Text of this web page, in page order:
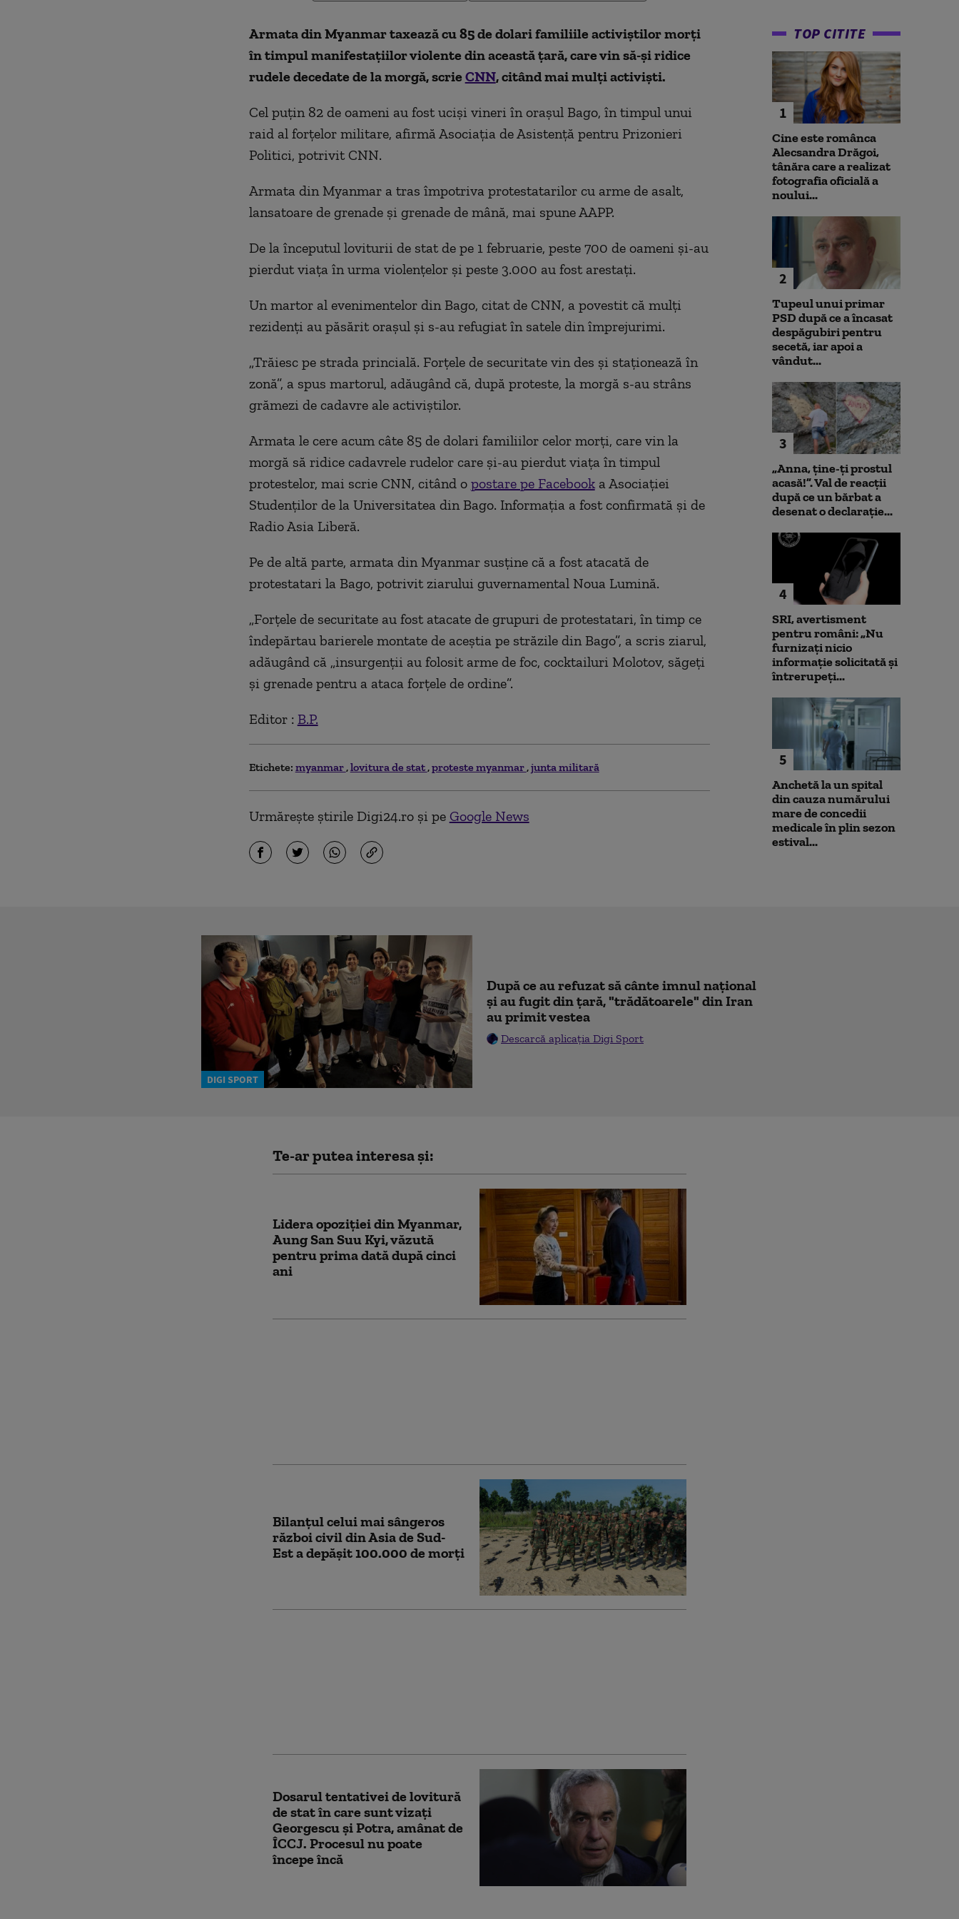
Armata din Myanmar taxează cu 85 de dolari familiile activiștilor morți
în timpul manifestațiilor violente din această țară, care vin să-și ridice
rudele decedate de la morgă, scrie CNN, citând mai mulți activiști.
Cel puțin 82 de oameni au fost uciși vineri în orașul Bago, în timpul unui
raid al forțelor militare, afirmă Asociația de Asistență pentru Prizonieri
Politici, potrivit CNN.
Armata din Myanmar a tras împotriva protestatarilor cu arme de asalt,
lansatoare de grenade și grenade de mână, mai spune AAPP.
De la începutul loviturii de stat de pe 1 februarie, peste 700 de oameni și-au
pierdut viața în urma violențelor și peste 3.000 au fost arestați.
Un martor al evenimentelor din Bago, citat de CNN, a povestit că mulți
rezidenți au păsărit orașul și s-au refugiat în satele din împrejurimi.
„Trăiesc pe strada princială. Forțele de securitate vin des și staționează în
zonă”, a spus martorul, adăugând că, după proteste, la morgă s-au strâns
grămezi de cadavre ale activiștilor.
Armata le cere acum câte 85 de dolari familiilor celor morți, care vin la
morgă să ridice cadavrele rudelor care și-au pierdut viața în timpul
protestelor, mai scrie CNN, citând o postare pe Facebooka Asociației
Studenților de la Universitatea din Bago. Informația a fost confirmată și de
Radio Asia Liberă.
Pe de altă parte, armata din Myanmar susține că a fost atacată de
protestatari la Bago, potrivit ziarului guvernamental Noua Lumină.
„Forțele de securitate au fost atacate de grupuri de protestatari, în timp ce
îndepărtau barierele montate de aceștia pe străzile din Bago”, a scris ziarul,
adăugând că „insurgenții au folosit arme de foc, cocktailuri Molotov, săgeți
și grenade pentru a ataca forțele de ordine”.
Editor : B.P.
Etichete: myanmar lovitura de stat proteste myanmar junta militară
Urmărește știrile Digi24.ro și pe Google News
TOP CITITE
1
Cine este românca
Alecsandra Drăgoi,
tânăra care a realizat
fotografia oficială a
noului...
2
Tupeul unui primar
PSD după ce a încasat
despăgubiri pentru
secetă, iar apoi a
vândut...
3
„Anna, ţine-ţi prostul
acasă!”. Val de reacții
după ce un bărbat a
desenat o declarație...
4
SRI, avertisment
pentru români: „Nu
furnizați nicio
informație solicitată și
întrerupeți...
5
Anchetă la un spital
din cauza numărului
mare de concedii
medicale în plin sezon
estival...
DIGI SPORT
După ce au refuzat să cânte imnul naţional
şi au fugit din ţară, "trădătoarele" din Iran
au primit vestea
Descarcă aplicația Digi Sport
Te-ar putea interesa și:
Lidera opoziției din Myanmar,
Aung San Suu Kyi, văzută
pentru prima dată după cinci
ani
Bilanţul celui mai sângeros
război civil din Asia de Sud-
Est a depăşit 100.000 de morţi
Dosarul tentativei de lovitură
de stat în care sunt vizați
Georgescu și Potra, amânat de
ÎCCJ. Procesul nu poate
începe încă